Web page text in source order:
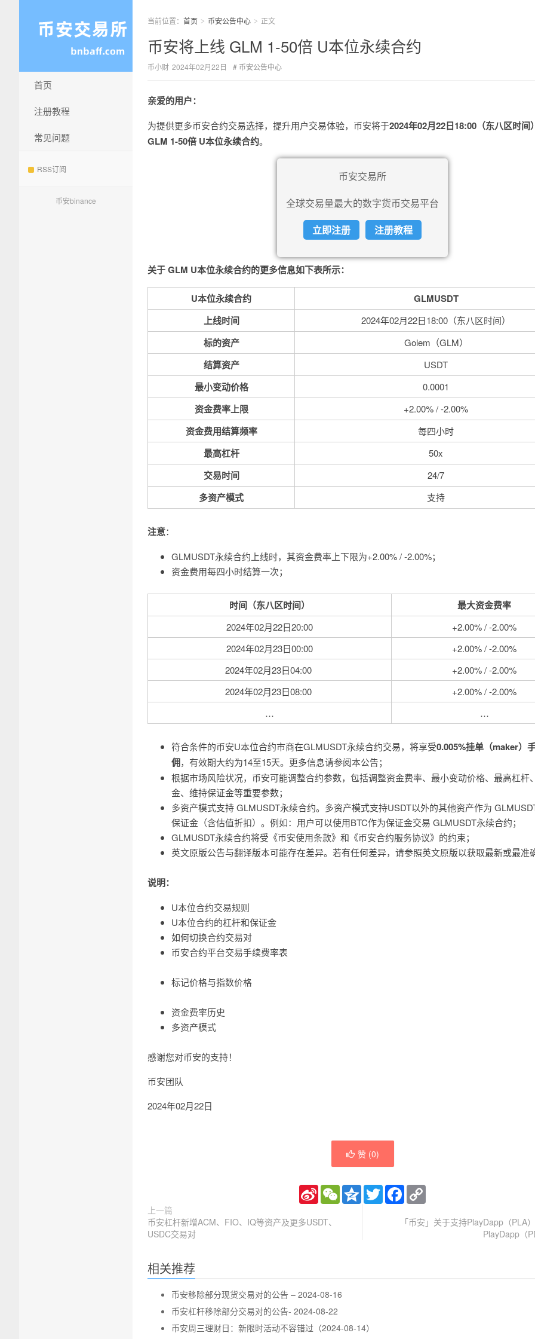
首页
注册教程
常见问题
RSS订阅
币安binance
当前位置： 首页 > 币安公告中心 > 正文
币安将上线 GLM 1-50倍 U本位永续合约
币小财 2024年02月22日 币安公告中心
亲爱的用户：
为提供更多币安合约交易选择，提升用户交易体验，币安将于2024年02月22日18:00（东八区时间）
GLM 1-50倍 U本位永续合约。
币安交易所
全球交易量最大的数字货币交易平台
立即注册
注册教程
关于 GLM U本位永续合约的更多信息如下表所示：
U本位永续合约
GLMUSDT
上线时间
2024年02月22日18:00（东八区时间）
标的资产 Golem（GLM）
结算资产 USDT
最小变动价格 0.0001
资金费率上限 +2.00% / -2.00%
资金费用结算频率 每四小时
最高杠杆 50x
交易时间 24/7
多资产模式 支持
注意：
GLMUSDT永续合约上线时，其资金费率上下限为+2.00% / -2.00%；
资金费用每四小时结算一次；
时间（东八区时间） 最大资金费率
2024年02月22日20:00
+2.00% / -2.00%
2024年02月23日00:00
+2.00% / -2.00%
2024年02月23日04:00
+2.00% / -2.00%
2024年02月23日08:00
+2.00% / -2.00%
…
…
符合条件的币安U本位合约市商在GLMUSDT永续合约交易，将享受0.005%挂单（maker）
佣，有效期大约为14至15天。更多信息请参阅本公告；
根据市场风险状况，币安可能调整合约参数，包括调整资金费率、最小变动价格、最高杠杆
金、维持保证金等重要参数；
多资产模式支持 GLMUSDT永续合约。多资产模式支持USDT以外的其他资产作为
保证金（含估值折扣）。例如：用户可以使用BTC作为保证金交易 GLMUSDT永续合约；
GLMUSDT永续合约将受《币安使用条款》和《币安合约服务协议》的约束；
英文原版公告与翻译版本可能存在差异。若有任何差异，请参照英文原版以获取最新或最准
说明：
U本位合约交易规则
U本位合约的杠杆和保证金
如何切换合约交易对
币安合约平台交易手续费率表
标记价格与指数价格
资金费率历史
多资产模式
感谢您对币安的支持！
币安团队
2024年02月22日
赞 (0)
Sina
Weibo
WeChatQzoneTwitterFacebook
上一篇
币安杠杆新增ACM、FIO、IQ等资产及更多USDT、
USDC交易对
「币安」关于支持PlayDapp（PLA
PlayDapp（
相关推荐
币安移除部分现货交易对的公告 – 2024-08-16
币安杠杆移除部分交易对的公告- 2024-08-22
币安周三理财日：新限时活动不容错过（2024-08-14）